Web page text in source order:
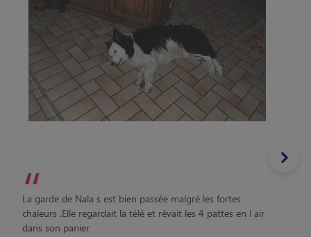
“
La garde de Nala s est bien passée malgré les fortes
chaleurs .Elle regardait la télé et rêvait les 4 pattes en l air
dans son panier